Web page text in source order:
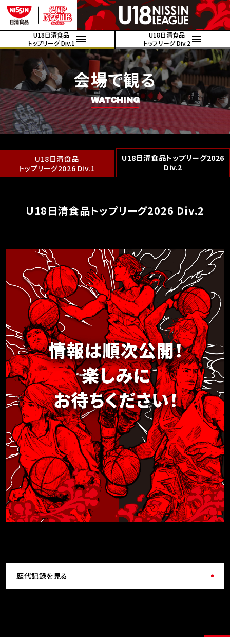
U18日清食品
トップリーグ Div.1
U18日清食品
トップリーグ Div.2
会場で観る
WATCHING
U18日清食品
トップリーグ2026 Div.1
U18日清食品トップリーグ2026
Div.2
U18日清食品トップリーグ2026 Div.2
歴代記録を見る